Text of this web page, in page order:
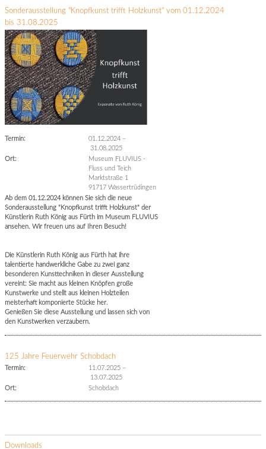
Sonderausstellung "Knopfkunst trifft Holzkunst" vom 01.12.2024
bis 31.08.2025
Termin: 01.12.2024 –
31.08.2025
Ort:
Museum FLUVIUS -
Fluss und Teich
Marktstraße 1
91717 Wassertrüdingen
Ab dem 01.12.2024 können Sie sich die neue
Sonderausstellung "Knopfkunst trifft Holzkunst" der
Künstlerin Ruth König aus Fürth im Museum FLUVIUS
ansehen. Wir freuen uns auf Ihren Besuch!
Die Künstlerin Ruth König aus Fürth hat ihre
talentierte handwerkliche Gabe zu zwei ganz
besonderen Kunsttechniken in dieser Ausstellung
vereint: Sie macht aus kleinen Knöpfen große
Kunstwerke und stellt aus kleinen Holzteilen
meisterhaft komponierte Stücke her.
Genießen Sie diese Ausstellung und lassen sich von
den Kunstwerken verzaubern.
125 Jahre Feuerwehr Schobdach
Termin: 11.07.2025 –
13.07.2025
Ort:
Schobdach
Downloads